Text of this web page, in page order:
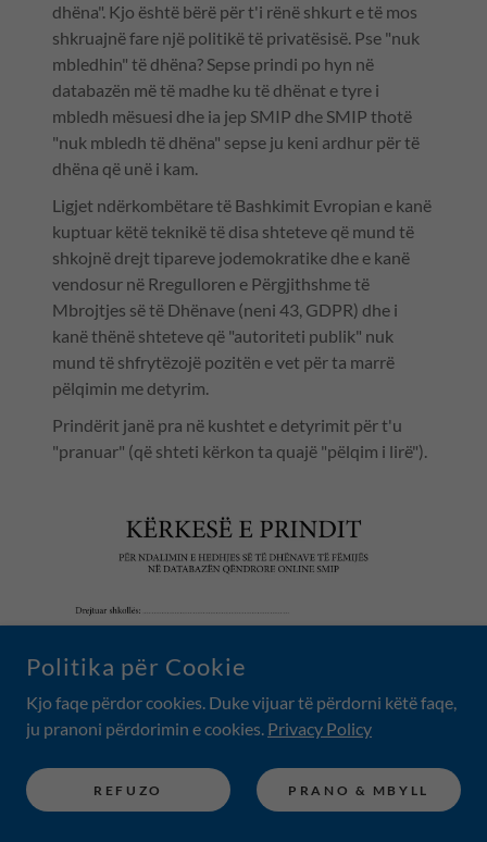
dhëna". Kjo është bërë për t'i rënë shkurt e të mos
shkruajnë fare një politikë të privatësisë. Pse "nuk
mbledhin" të dhëna? Sepse prindi po hyn në
databazën më të madhe ku të dhënat e tyre i
mbledh mësuesi dhe ia jep SMIP dhe SMIP thotë
"nuk mbledh të dhëna" sepse ju keni ardhur për të
dhëna që unë i kam.
Ligjet ndërkombëtare të Bashkimit Evropian e kanë
kuptuar këtë teknikë të disa shteteve që mund të
shkojnë drejt tipareve jodemokratike dhe e kanë
vendosur në Rregulloren e Përgjithshme të
Mbrojtjes së të Dhënave (neni 43, GDPR) dhe i
kanë thënë shteteve që "autoriteti publik" nuk
mund të shfrytëzojë pozitën e vet për ta marrë
pëlqimin me detyrim.
Prindërit janë pra në kushtet e detyrimit për t'u
"pranuar" (që shteti kërkon ta quajë "pëlqim i lirë").
Politika për Cookie
Kjo faqe përdor cookies. Duke vijuar të përdorni këtë faqe,
ju pranoni përdorimin e cookies. Privacy Policy
REFUZO PRANO & MBYLL